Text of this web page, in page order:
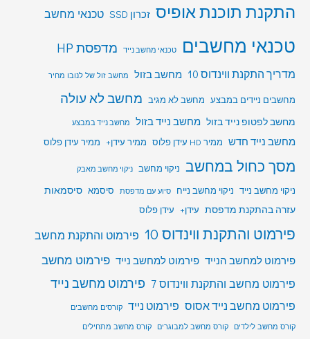
התקנת תוכנת אופיס זכרון SSD טכנאי מחשב
טכנאי מחשבים טכנאי מחשב נייד מדפסת HP
מדריך התקנת ווינדוס 10 מחשב בזול מחשב זול של לנובו מחיר
מחשבים ניידים במבצע מחשב לא מגיב מחשב לא עולה
מחשב לפטופ נייד בזול מחשב נייד בזול מחשב נייד במבצע
מחשב נייד חדש ממיר HD עידן פלוס ממיר עידן+ ממיר עידן פלוס
מסך כחול במחשב ניקוי מחשב ניקוי מחשב מאבק
ניקוי מחשב נייד ניקוי מחשב נייח סיוע עם מדפסת סיסמא סיסמאות
עזרה בהתקנת מדפסת עידן+ עידן פלוס
פירמוט והתקנת ווינדוס 10 פירמוט והתקנת מחשב
פירמוט למחשב הנייד פירמוט למחשב נייד פירמוט מחשב
פירמוט מחשב והתקנת ווינדוס 7
פירמוט מחשב נייד
פירמוט מחשב נייד אסוס פירמוט נייד קורסים מחשבים
קורס מחשב לילדים
קורס מחשב למבוגרים
קורס מחשב מתחילים